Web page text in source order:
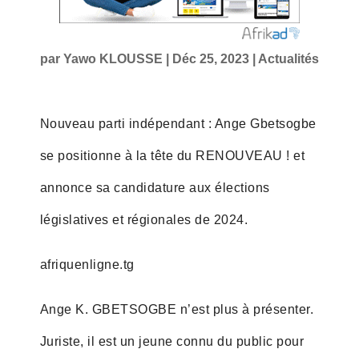
par Yawo KLOUSSE Déc 25, 2023| Actualités
Nouveau parti indépendant : Ange Gbetsogbe
se positionne à la tête du RENOUVEAU ! et
annonce sa candidature aux élections
législatives et régionales de 2024.
afriquenligne.tg
Ange K. GBETSOGBE n’est plus à présenter.
Juriste, il est un jeune connu du public pour